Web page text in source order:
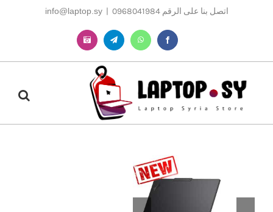
اتصل بنا على الرقم 0968041984 |
info@laptop.sy
Facebook
WhatsApp
Telegram
Instagram